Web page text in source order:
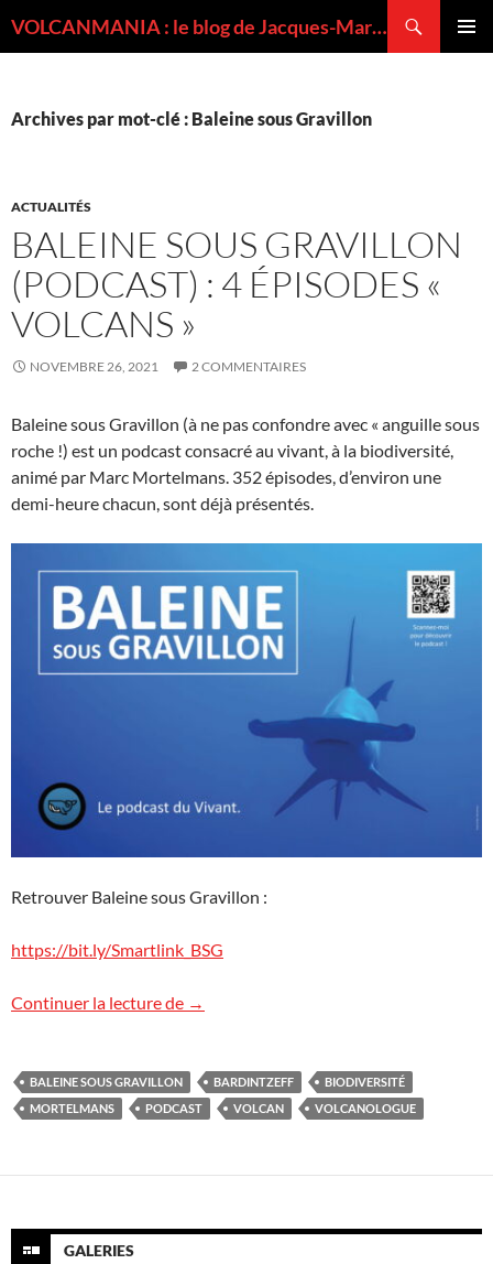
VOLCANMANIA : le blog de Jacques-Marie BARDINTZEFF, volcanologue
Archives par mot-clé : Baleine sous Gravillon
ACTUALITÉS
BALEINE SOUS GRAVILLON
(PODCAST) : 4 ÉPISODES «
VOLCANS »
NOVEMBRE 26, 2021 2 COMMENTAIRES
Baleine sous Gravillon (à ne pas confondre avec « anguille sous
roche !) est un podcast consacré au vivant, à la biodiversité,
animé par Marc Mortelmans. 352 épisodes, d’environ une
demi-heure chacun, sont déjà présentés.
Retrouver Baleine sous Gravillon :
https://bit.ly/Smartlink_BSG
Continuer la lecture de Baleine sous Gravillon (podcast) : 4
→
BALEINE SOUS GRAVILLON BARDINTZEFF
BIODIVERSITÉ
MORTELMANS
PODCAST VOLCAN VOLCANOLOGUE
GALERIES